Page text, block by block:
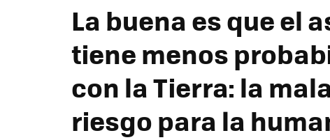
La buena es que el
tiene menos
con la Tierra: la
riesgo para la